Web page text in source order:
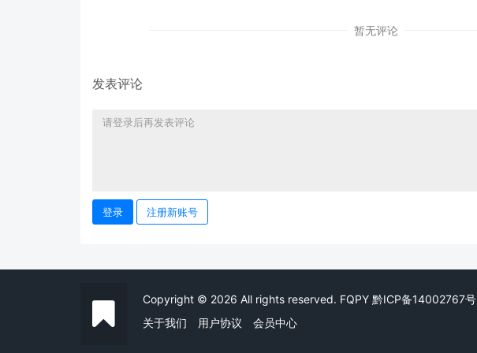
暂无评论
发表评论
登录 注册新账号
Copyright © 2026 All rights reserved. FQPY 黔ICP备14002767号
关于我们
用户协议 会员中心